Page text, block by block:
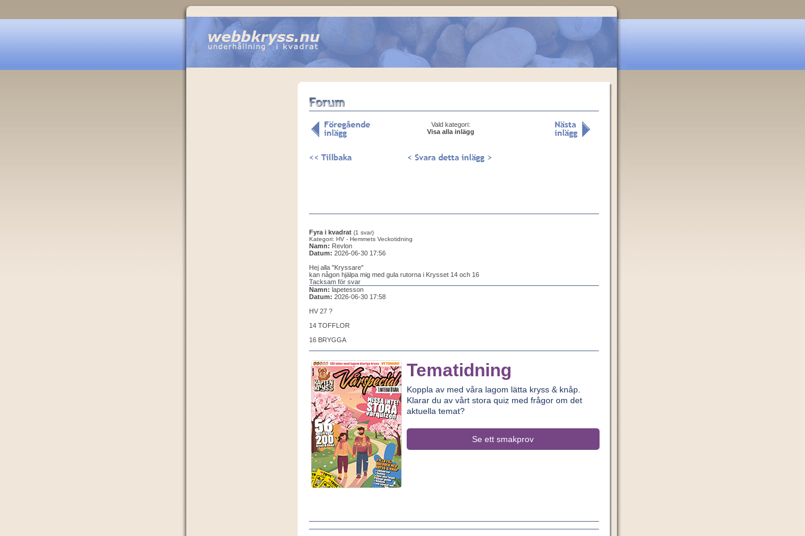
Vald kategori:
Visa alla inlägg
Fyra i kvadrat (1 svar)
Kategori: HV - Hemmets Veckotidning
Namn: Revlon
Datum: 2026-06-30 17:56
Hej alla "Kryssare"
kan någon hjälpa mig med gula rutorna i Krysset 14 och 16
Tacksam för svar
Namn: lapetesson
Datum: 2026-06-30 17:58
HV 27 ?
14 TOFFLOR
16 BRYGGA
Tematidning
Koppla av med våra lagom lätta kryss & knåp.
Klarar du av vårt stora quiz med frågor om det
aktuella temat?
Se ett smakprov